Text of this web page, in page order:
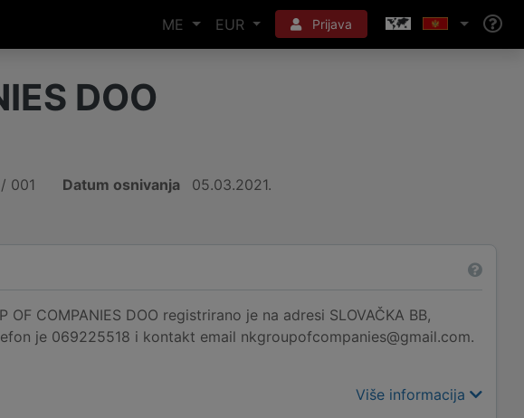
ME EUR Prijava
DOO
001 Datum osnivanja 05.03.2021.
OF COMPANIES DOO registrirano je na adresi SLOVAČKA BB,
je 069225518 i kontakt email nkgroupofcompanies@gmail.com.
Više informacija